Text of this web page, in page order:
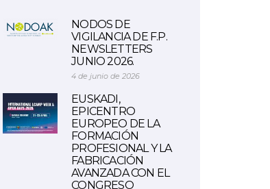
NODOS DE
VIGILANCIA DE F.P.
NEWSLETTERS
JUNIO 2026.
4 de junio de 2026
EUSKADI,
EPICENTRO
EUROPEO DE LA
FORMACIÓN
PROFESIONAL Y LA
FABRICACIÓN
AVANZADA CON EL
CONGRESO